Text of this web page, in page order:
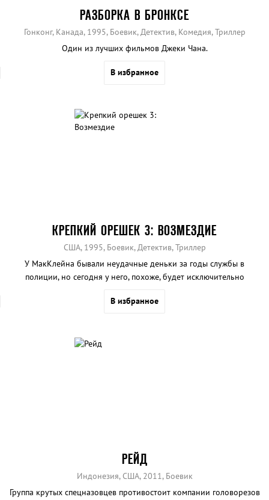
РАЗБОРКА В БРОНКСЕ
Гонконг, Канада, 1995, Боевик, Детектив, Комедия, Триллер
Один из лучших фильмов Джеки Чана.
В избранное
КРЕПКИЙ ОРЕШЕК 3: ВОЗМЕЗДИЕ
США, 1995, Боевик, Детектив, Триллер
У МакКлейна бывали неудачные деньки за годы службы в
полиции, но сегодня у него, похоже, будет исключительно
В избранное
РЕЙД
Индонезия, США, 2011, Боевик
Группа крутых спецназовцев противостоит компании головорезов